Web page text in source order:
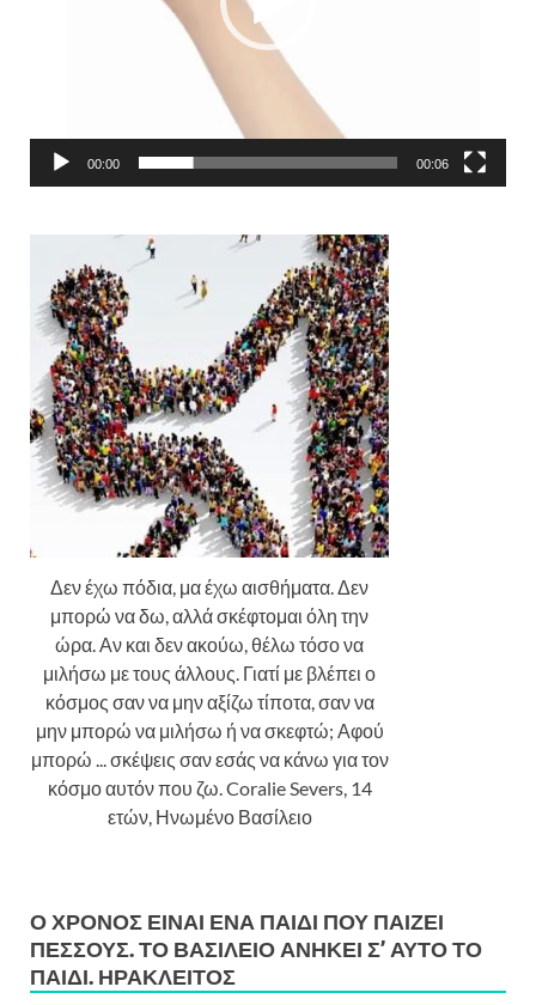
00:00 00:06
Δεν έχω πόδια, μα έχω αισθήματα. Δεν
μπορώ να δω, αλλά σκέφτομαι όλη την
ώρα. Αν και δεν ακούω, θέλω τόσο να
μιλήσω με τους άλλους. Γιατί με βλέπει ο
κόσμος σαν να μην αξίζω τίποτα, σαν να
μην μπορώ να μιλήσω ή να σκεφτώ; Αφού
μπορώ ... σκέψεις σαν εσάς να κάνω για τον
κόσμο αυτόν που ζω. Coralie Severs, 14
ετών, Ηνωμένο Βασίλειο
Ο ΧΡΌΝΟΣ ΕΊΝΑΙ ΈΝΑ ΠΑΙΔΊ ΠΟΥ ΠΑΊΖΕΙ
ΠΕΣΣΟΎΣ. ΤΟ ΒΑΣΊΛΕΙΟ ΑΝΉΚΕΙ Σ’ ΑΥΤΌ ΤΟ
ΠΑΙΔΊ. ΗΡΆΚΛΕΙΤΟΣ